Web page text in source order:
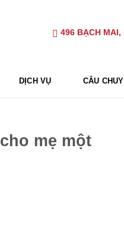
496 BẠCH MAI,
DỊCH VỤ CÂU
mẹ một